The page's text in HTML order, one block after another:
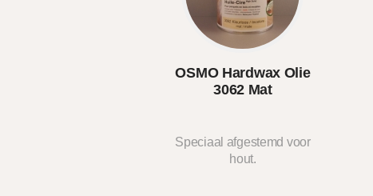
OSMO Hardwax Olie
3062 Mat
Speciaal afgestemd voor
hout.